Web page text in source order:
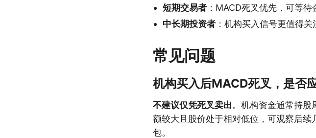
短期交易者 ：MACD死叉优先，可等待
中长期投资者 ：机构买入信号更值得
常见问题
机构买入后MACD死叉，是否
不建议仅凭死叉卖出。机构资金通常持股
额较大且股价处于相对低位，可观察后
包。